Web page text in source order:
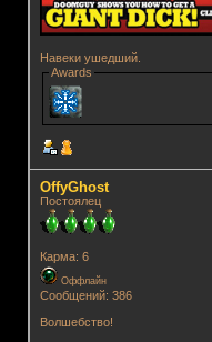
Навеки ушедший.
Awards
OffyGhost
Постоялец
Карма: 6
Оффлайн
Сообщений: 386
Волшебство!